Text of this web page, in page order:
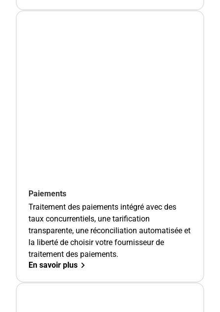
Paiements
Traitement des paiements intégré avec des
taux concurrentiels, une tarification
transparente, une réconciliation automatisée et
la liberté de choisir votre fournisseur de
traitement des paiements.
En savoir plus